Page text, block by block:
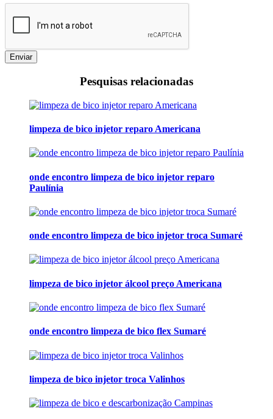
Enviar
Pesquisas relacionadas
limpeza de bico injetor reparo Americana
onde encontro limpeza de bico injetor reparo
Paulínia
onde encontro limpeza de bico injetor troca Sumaré
limpeza de bico injetor álcool preço Americana
onde encontro limpeza de bico flex Sumaré
limpeza de bico injetor troca Valinhos